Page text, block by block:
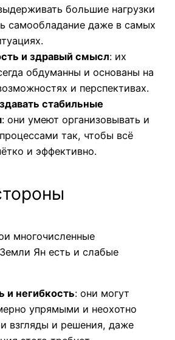
большие нагрузки
самообладание даже в самых
и здравый смысл: их
обдуманны и основаны на
и перспективах.
стабильные
: они умеют организовывать и
так, чтобы всё
и эффективно.
многочисленные
Ян есть и слабые
и негибкость: они могут
упрямыми и неохотно
взгляды и решения, даже